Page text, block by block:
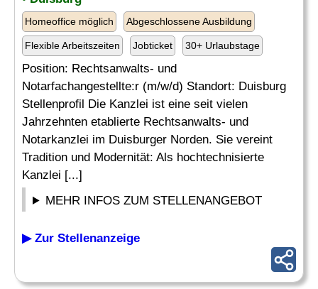
Homeoffice möglich Abgeschlossene Ausbildung
Flexible Arbeitszeiten Jobticket 30+ Urlaubstage
Position: Rechtsanwalts- und
Notarfachangestellte:r (m/w/d) Standort: Duisburg
Stellenprofil Die Kanzlei ist eine seit vielen
Jahrzehnten etablierte Rechtsanwalts- und
Notarkanzlei im Duisburger Norden. Sie vereint
Tradition und Modernität: Als hochtechnisierte
Kanzlei [...]
MEHR INFOS ZUM STELLENANGEBOT
▶ Zur Stellenanzeige